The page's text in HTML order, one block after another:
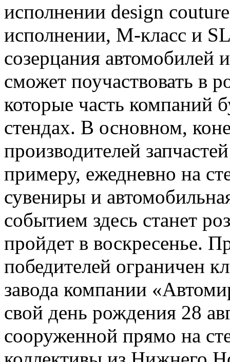
исполнении design
исполнении, М-класс и
созерцания автомобилей
сможет поучаствовать в
которые часть компаний
стендах. В основном,
производителей
примеру, ежедневно на
сувениры и
событием здесь станет
пройдет в воскресенье.
победителей ограничен
завода компании
свой день рождения 28
сооруженной прямо на